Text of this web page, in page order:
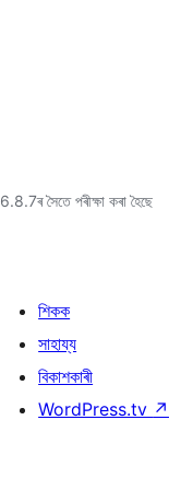
6.8.7ৰ সৈতে পৰীক্ষা কৰা হৈছে
শিকক
সাহায্য
বিকাশকাৰী
WordPress.tv ↗